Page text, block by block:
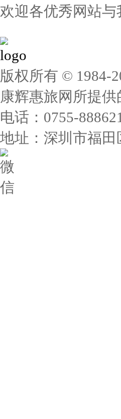
欢迎各优秀网站与
版权所有 © 1984-
康辉惠旅网所提
电话：0755-
地址：深圳市福